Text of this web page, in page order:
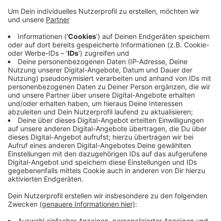
Experten beruhigen, die Ansteckungsgefahr sei nicht
so hoch wie bei Corona und die Verläufe seien meist
mild. Dennoch kündigt Gesundheitsminister Karl
Lauterbach heute an, dass Infizierte 21 Tage in
Isolation müssen. Virologe Stephan Ludwig von der
Uniklinik Münster sagt: Es gebe einen passenden
Impfstoff, dieser sei aber hier noch nicht zugelassen
und auch nur für gefährdete Gruppen sinnvoll. Die
Symptome sind ähnlich einer starken Erkältung mit
Fieber und Hautausschlägen.
Anzeige